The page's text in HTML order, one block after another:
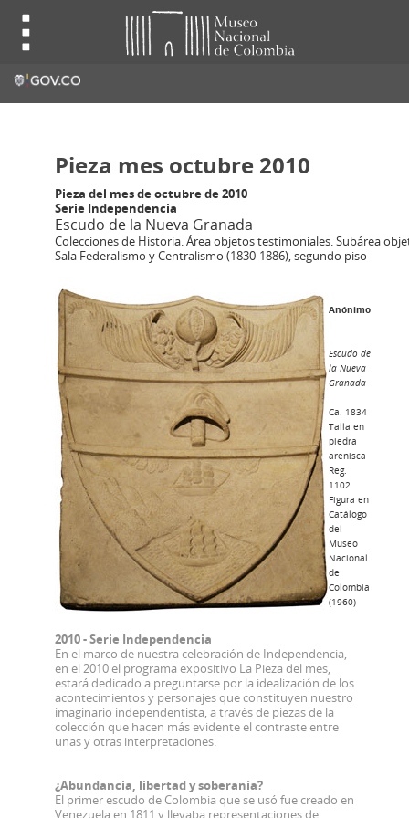
Pieza mes octubre 2010
Pieza del mes de octubre de 2010
Serie Independencia
Escudo de la Nueva Granada
Colecciones de Historia. Área objetos testimoniales. Subárea
Sala Federalismo y Centralismo (1830-1886), segundo piso
Anónimo
Escudo de
la Nueva
Granada
Ca. 1834
Talla en
piedra
arenisca
Reg.
1102
Figura en
Catálogo
del
Museo
Nacional
de
Colombia
(1960)
2010 - Serie Independencia
En el marco de nuestra celebración de Independencia,
en el 2010 el programa expositivo La Pieza del mes,
estará dedicado a preguntarse por la idealización de los
acontecimientos y personajes que constituyen nuestro
imaginario independentista, a través de piezas de la
colección que hacen más evidente el contraste entre
unas y otras interpretaciones.
¿Abundancia, libertad y soberanía?
El primer escudo de Colombia que se usó fue creado en
Venezuela en 1811 y llevaba representaciones de